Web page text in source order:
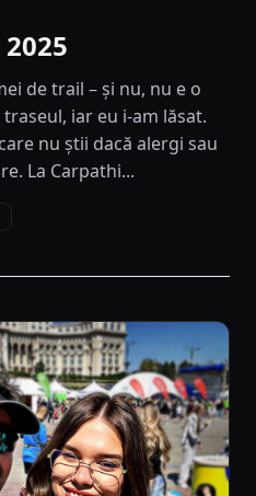
de trail – și nu, nu e o
iar eu i-am lăsat.
nu știi dacă alergi sau
La Carpathi...